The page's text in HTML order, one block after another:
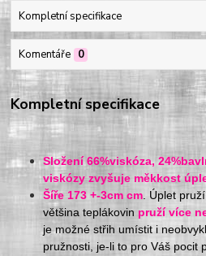
Kompletní specifikace
Komentáře 0
Kompletní specifikace
Složení 66%viskóza,
viskózy zvyšuje měkkost
Šíře 173 +-3cm cm . Úplet
většina teplákovin pruží více
je možné střih umístit i
pružnosti, je-li to pro Váš pocit